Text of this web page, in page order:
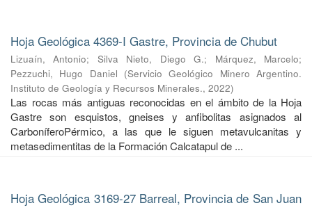
Hoja Geológica 4369-I Gastre, Provincia de Chubut
Lizuaín, Antonio; Silva Nieto, Diego G.; Márquez, Marcelo;
Pezzuchi, Hugo Daniel (Servicio Geológico Minero Argentino.
Instituto de Geología y Recursos Minerales., 2022)
Las rocas más antiguas reconocidas en el ámbito de la Hoja
Gastre son esquistos, gneises y anfibolitas asignados al
CarboníferoPérmico, a las que le siguen metavulcanitas y
metasedimentitas de la Formación Calcatapul de ...
Hoja Geológica 3169-27 Barreal, Provincia de San Juan